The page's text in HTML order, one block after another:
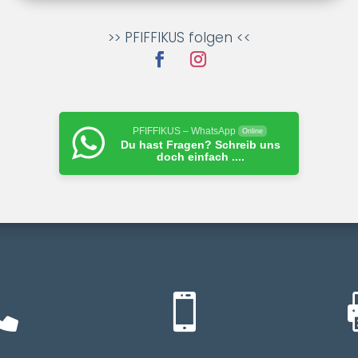
>> PFIFFIKUS folgen <<
PFIFFIKUS – WhatsApp Online
Du hast Fragen? Schreib uns
doch einfach ....
